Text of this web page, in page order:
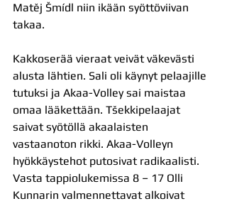
Matěj Šmídl niin ikään syöttöviivan
takaa.
Kakkoserää vieraat veivät väkevästi
alusta lähtien. Sali oli käynyt pelaajille
tutuksi ja Akaa-Volley sai maistaa
omaa lääkettään. Tšekkipelaajat
saivat syötöllä akaalaisten
vastaanoton rikki. Akaa-Volleyn
hyökkäystehot putosivat radikaalisti.
Vasta tappiolukemissa 8 – 17 Olli
Kunnarin valmennettavat alkoivat